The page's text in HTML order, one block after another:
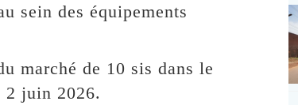
sein des équipements
marché de 10 sis dans le
2 juin 2026.